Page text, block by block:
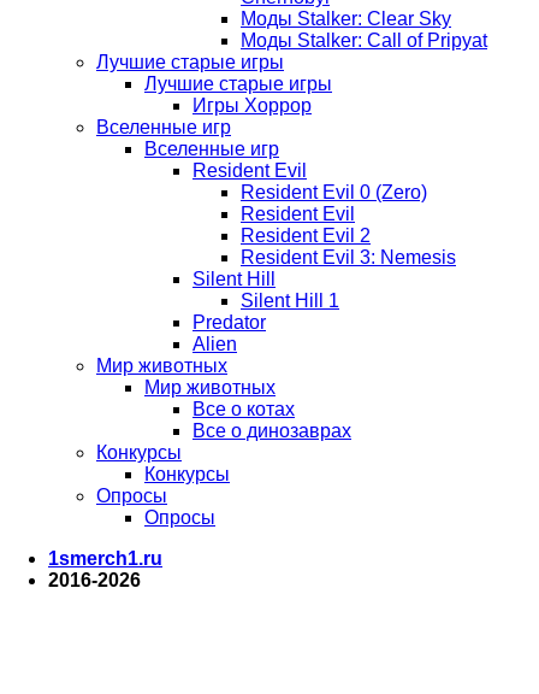
Моды Stalker: Clear Sky
Моды Stalker: Call of Pripyat
Лучшие старые игры
Лучшие старые игры
Игры Хоррор
Вселенные игр
Вселенные игр
Resident Evil
Resident Evil 0 (Zero)
Resident Evil
Resident Evil 2
Resident Evil 3: Nemesis
Silent Hill
Silent Hill 1
Predator
Alien
Мир животных
Мир животных
Все о котах
Все о динозаврах
Конкурсы
Конкурсы
Опросы
Опросы
1smerch1.ru
2016-2026